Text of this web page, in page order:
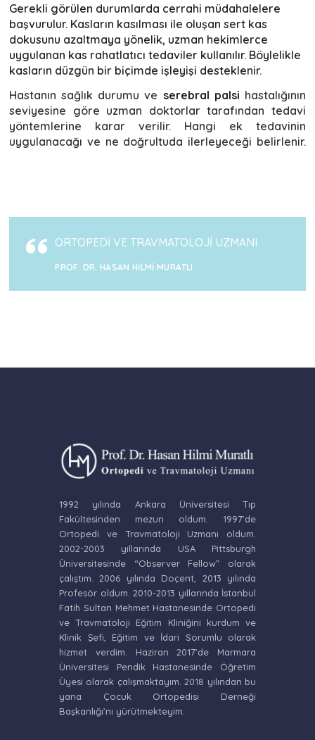
Gerekli görülen durumlarda cerrahi müdahalelere
başvurulur. Kasların kasılması ile oluşan sert kas
dokusunu azaltmaya yönelik, uzman hekimlerce
uygulanan kas rahatlatıcı tedaviler kullanılır. Böylelikle
kasların düzgün bir biçimde işleyişi desteklenir.
Hastanın sağlık durumu ve serebral palsi hastalığının
seviyesine göre uzman doktorlar tarafından tedavi
yöntemlerine karar verilir. Hangi ek tedavinin
uygulanacağı ve ne doğrultuda ilerleyeceği belirlenir.
ORTOPEDİ VE TRAVMATOLOJİ UZMANI
PROF. DR. HASAN HILMI MURATLI
1992 yılında Ankara Üniversitesi Tıp
Fakültesinden mezun oldum. 1997’de
Ortopedi ve Travmatoloji Uzmanı oldum.
2002-2003 yıllarında USA Pittsburgh
Üniversitesinde “Observer Fellow” olarak
çalıştım. 2006 yılında Doçent, 2013 yılında
Profesör oldum. 2010-2013 yıllarında İstanbul
Fatih Sultan Mehmet Hastanesinde Ortopedi
ve Travmatoloji Eğitim Kliniğini kurdum ve
Klinik Şefi, Eğitim ve İdari Sorumlu olarak
hizmet verdim. Haziran 2017’de Marmara
Üniversitesi Pendik Hastanesinde Öğretim
Üyesi olarak çalışmaktayım. 2018 yılından bu
yana Çocuk Ortopedisi Derneği
Başkanlığı’nı yürütmekteyim.